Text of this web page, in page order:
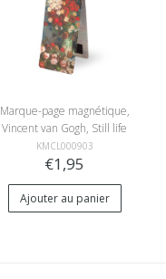
Marque-page magnétique,
Vincent van Gogh, Still life
with meadow flowers and
roses
KMCL000903
€1,95
Ajouter au panier